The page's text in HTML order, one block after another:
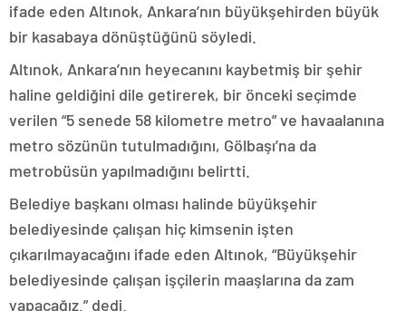
ifade eden Altınok, Ankara’nın büyükşehirden büyük
bir kasabaya dönüştüğünü söyledi.
Altınok, Ankara’nın heyecanını kaybetmiş bir şehir
haline geldiğini dile getirerek, bir önceki seçimde
verilen “5 senede 58 kilometre metro” ve havaalanına
metro sözünün tutulmadığını, Gölbaşı’na da
metrobüsün yapılmadığını belirtti.
Belediye başkanı olması halinde büyükşehir
belediyesinde çalışan hiç kimsenin işten
çıkarılmayacağını ifade eden Altınok, “Büyükşehir
belediyesinde çalışan işçilerin maaşlarına da zam
yapacağız.” dedi.